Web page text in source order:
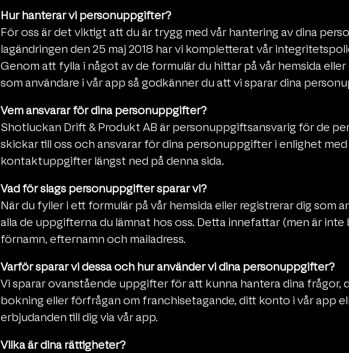
Hur hanterar vi personuppgifter?
För oss är det viktigt att du är trygg med vår hantering av dina
lagändringen den 25 maj 2018 har vi kompletterat vår
Genom att fylla i något av de formulär du hittar på vår hemsida
som användare i vår app så godkänner du att vi sparar dina
Vem ansvarar för dina personuppgifter?
Shotluckan Drift & Produkt AB är personuppgiftsansvarig för de
skickar till oss och ansvarar för dina personuppgifter i enlighet med
kontaktuppgifter längst ned på denna sida.
Vad för slags personuppgifter sparar vi?
När du fyller i ett formulär på vår hemsida eller registrerar dig som
alla de uppgifterna du lämnat hos oss. Detta innefattar (men är inte
förnamn, efternamn och mailadress.
Varför sparar vi dessa och hur använder vi dina personuppgifter?
Vi sparar ovanstående uppgifter för att kunna hantera dina frågor,
bokning eller förfrågan om franchisetagande, ditt konto i vår app
erbjudanden till dig via vår app.
Vilka är dina rättigheter?